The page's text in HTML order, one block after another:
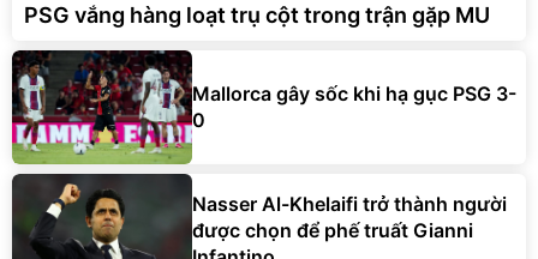
PSG vắng hàng loạt trụ cột trong trận gặp MU
Mallorca gây sốc khi hạ gục PSG 3-
0
Nasser Al-Khelaifi trở thành người
được chọn để phế truất Gianni